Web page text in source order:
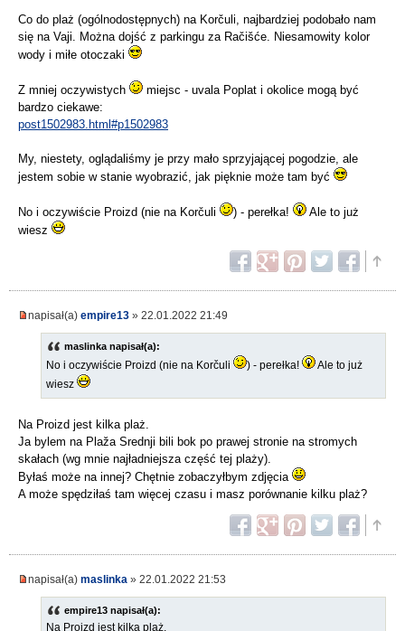
Co do plaż (ogólnodostępnych) na Korčuli, najbardziej podobało nam
się na Vaji. Można dojść z parkingu za Račišće. Niesamowity kolor
wody i miłe otoczaki
Z mniej oczywistych
miejsc - uvala Poplat i okolice mogą być
bardzo ciekawe:
post1502983.html#p1502983
My, niestety, oglądaliśmy je przy mało sprzyjającej pogodzie, ale
jestem sobie w stanie wyobrazić, jak pięknie może tam być
No i oczywiście Proizd (nie na Korčuli ) - perełka!
Ale to już
wiesz
napisał(a) empire13 » 22.01.2022 21:49
maslinka napisał(a):
No i oczywiście Proizd (nie na Korčuli ) - perełka!
Ale to już
wiesz
Na Proizd jest kilka plaż.
Ja bylem na Plaža Srednji bili bok po prawej stronie na stromych
skałach (wg mnie najładniejsza część tej plaży).
Byłaś może na innej? Chętnie zobaczyłbym zdjęcia
A może spędziłaś tam więcej czasu i masz porównanie kilku plaż?
napisał(a) maslinka » 22.01.2022 21:53
empire13 napisał(a):
Na Proizd jest kilka plaż.